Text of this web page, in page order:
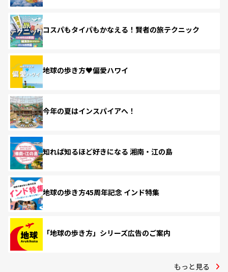
コスパもタイパもかなえる！賢者の旅テクニック
地球の歩き方♥偏愛ハワイ
今年の夏はインスパイアへ！
知れば知るほど好きになる 湘南・江の島
地球の歩き方45周年記念 インド特集
「地球の歩き方」シリーズ広告のご案内
もっと見る